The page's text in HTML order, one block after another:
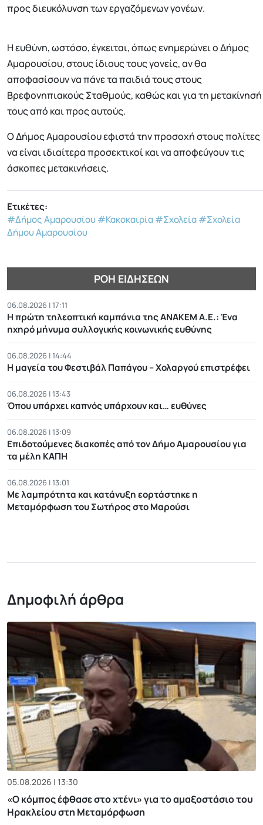
προς διευκόλυνση των εργαζόμενων γονέων.
Η ευθύνη, ωστόσο, έγκειται, όπως ενημερώνει ο Δήμος
Αμαρουσίου, στους ίδιους τους γονείς, αν θα
αποφασίσουν να πάνε τα παιδιά τους στους
Βρεφονηπιακούς Σταθμούς, καθώς και για τη μετακίνησή
τους από και προς αυτούς.
Ο Δήμος Αμαρουσίου εφιστά την προσοχή στους πολίτες
να είναι ιδιαίτερα προσεκτικοί και να αποφεύγουν τις
άσκοπες μετακινήσεις.
Ετικέτες:
#Δήμος Αμαρουσίου #Κακοκαιρία#Σχολεία#Σχολεία
Δήμου Αμαρουσίου
ΡΟΉ ΕΙΔΉΣΕΩΝ
06.08.2026 | 17:11
Η πρώτη τηλεοπτική καμπάνια της ΑΝΑΚΕΜ Α.Ε.: Ένα
ηχηρό μήνυμα συλλογικής κοινωνικής ευθύνης
06.08.2026 | 14:44
Η μαγεία του Φεστιβάλ Παπάγου – Χολαργού επιστρέφει
06.08.2026 | 13:43
Όπου υπάρχει καπνός υπάρχουν και… ευθύνες
06.08.2026 | 13:09
Επιδοτούμενες διακοπές από τον Δήμο Αμαρουσίου για
τα μέλη ΚΑΠΗ
06.08.2026 | 13:01
Με λαμπρότητα και κατάνυξη εορτάστηκε η
Μεταμόρφωση του Σωτήρος στο Μαρούσι
Δημοφιλή άρθρα
05.08.2026 | 13:30
«Ο κόμπος έφθασε στο χτένι» για το αμαξοστάσιο του
Ηρακλείου στη Μεταμόρφωση